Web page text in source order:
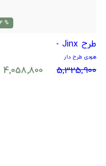
% 24
طرح Jinx -
هودی طرح دار
5,325,900
4,058,800